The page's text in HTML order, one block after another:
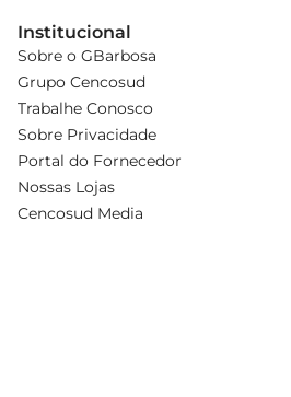
Institucional
Sobre o GBarbosa
Grupo Cencosud
Trabalhe Conosco
Sobre Privacidade
Portal do Fornecedor
Nossas Lojas
Cencosud Media